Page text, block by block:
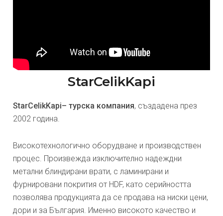
StarCelikKapi
StarCelikKapi– турска компания, създадена през
2002 година.
Високотехнологично оборудване и производствен
процес. Произвежда изключително надеждни
метални блиндирани врати, с ламинирани и
фурнировани покрития от HDF, като серийността
позволява продукцията да се продава на ниски цени,
дори и за България. Именно високото качество и